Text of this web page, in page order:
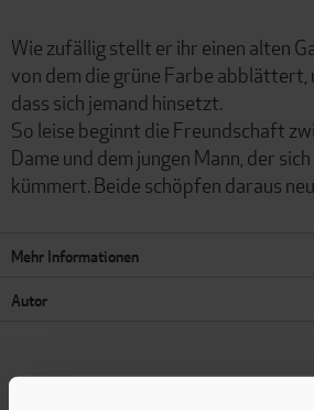
Wie zufällig stellt er ihr einen alten
von dem die grüne Farbe
dass sich jemand hinsetzt.
So leise beginnt die Freundschaft
Dame und dem jungen Mann, der
kümmert. Beide schöpfen daraus
Mehr Informationen
Autor